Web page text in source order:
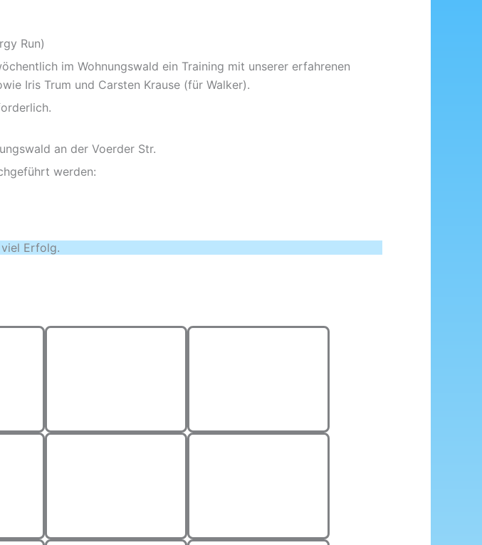
Run)
im Wohnungswald ein Training mit unserer erfahrenen
Iris Trum und Carsten Krause (für Walker).
an der Voerder Str.
werden:
Erfolg.